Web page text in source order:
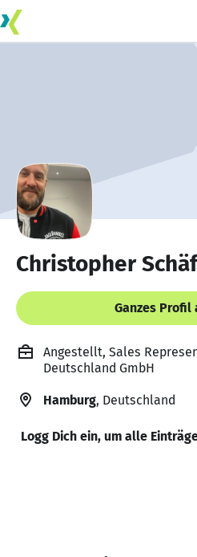
Christopher
Ganzes Profil
Angestellt, Sales
Deutschland GmbH
Hamburg, Deutschland
Logg Dich ein, um alle